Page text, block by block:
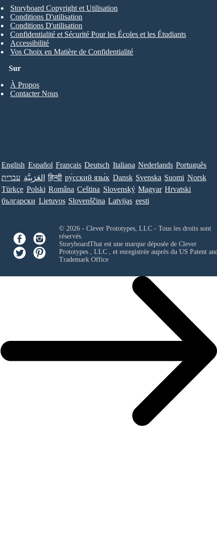
Sur
À Propos
Contacter Nous
Storyboard Copyright et Utilisation
Conditions D'utilisation
Conditions D'utilisation
Confidentialité et Sécurité Pour les Écoles et les Étudiants
Accessibilité
Vos Choix en Matière de Confidentialité
English Español Français Deutsch Italiana Nederlands Português
עברית العَرَبِيَّة हिन्दी ру́сский язы́к Dansk Svenska Suomi Norsk
Türkçe Polski Româna Ceština Slovenský Magyar Hrvatski
български Lietuvos Slovenščina Latvijas eesti
© 2026 - Clever Prototypes, LLC - Tous les droits sont
réservés.
StoryboardThat est une marque déposée de Clever
Prototypes , LLC, et enregistrée auprès du US Patent
Trademark Office